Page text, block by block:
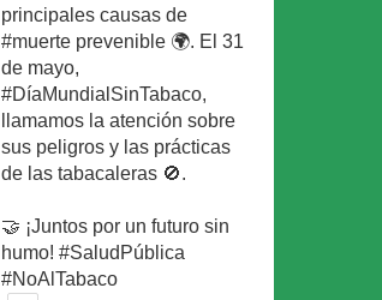
principales causas de
#muerte prevenible 🌍. El 31
de mayo,
#DíaMundialSinTabaco,
llamamos la atención sobre
sus peligros y las prácticas
de las tabacaleras 🚫.
🤝 ¡Juntos por un futuro sin
humo! #SaludPública
#NoAlTabaco